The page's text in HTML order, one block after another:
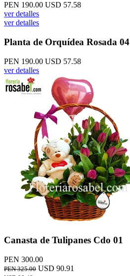
PEN 190.00 USD 57.58
ver detalles
ver detalles
Planta de Orquídea Rosada 04
PEN 190.00 USD 57.58
ver detalles
Canasta de Tulipanes Cdo 01
PEN 300.00
PEN 325.00 USD 90.91